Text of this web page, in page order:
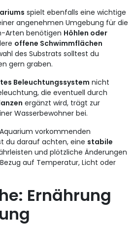
spielt ebenfalls eine wichtige
angenehmen Umgebung für die
Arten benötigen Höhlen oder
offene Schwimmflächen
des Substrats solltest du
gern graben.
Beleuchtungssystem nicht
die eventuell durch
ergänzt wird, trägt zur
Wasserbewohner bei.
vorkommenden
du darauf achten, eine stabile
und plötzliche Änderungen
auf Temperatur, Licht oder
Ernährung